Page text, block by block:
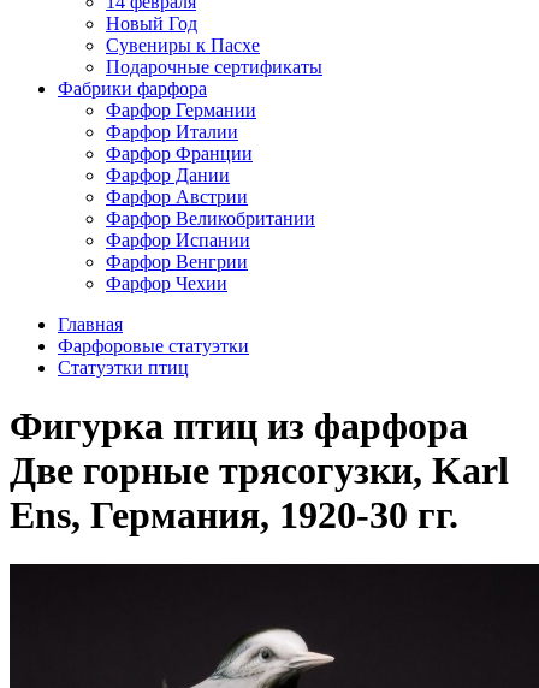
Новый Год
Сувениры к Пасхе
Подарочные сертификаты
Фабрики фарфора
Фарфор Германии
Фарфор Италии
Фарфор Франции
Фарфор Дании
Фарфор Австрии
Фарфор Великобритании
Фарфор Испании
Фарфор Венгрии
Фарфор Чехии
Главная
Фарфоровые статуэтки
Cтатуэтки птиц
Фигурка птиц из фарфора
Две горные трясогузки, Karl
Ens, Германия, 1920-30 гг.